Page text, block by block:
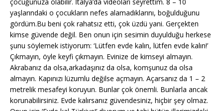
yaşlarındaki o çocukların nefes alamadıklarını, boğulduğunu
gördüm.Bu beni çok rahatsız etti, çok üzdü yani. Gerçekten
kimse güvende değil. Ben onun için sesimin duyulduğu herkese
şunu söylemek istiyorum: ‘Lütfen evde kalın, lütfen evde kalın!’
Çıkmayın, öyle keyfi çıkmayın. Evinize de kimseyi almayın.
Akrabanız da olsa,arkadaşınız da olsa, komşunuz da olsa
almayın. Kapınızı lüzumlu değilse açmayın. Açarsanız da 1 – 2
metrelik mesafeyi koruyun. Bunlar çok önemli. Bunlarla ancak
korunabilirsiniz. Evde kalırsanız güvendesiniz, hiçbir şey olmaz.